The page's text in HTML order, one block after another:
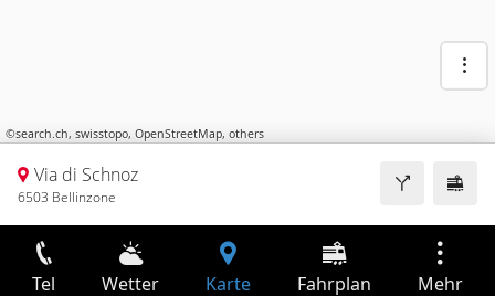
©search.ch, swisstopo, OpenStreetMap, others
Via di Schnoz
6503 Bellinzone
Tel Wetter Karte Fahrplan Mehr